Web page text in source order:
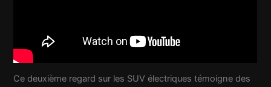
Ce deuxième regard sur les SUV électriques témoigne des